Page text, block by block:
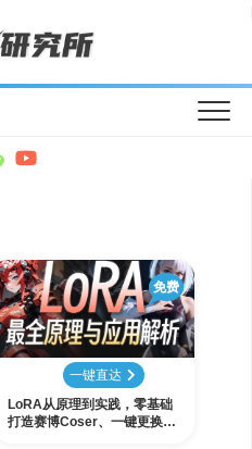
免费
一键直达
LoRA从原理到实践，零基础
打造赛博Coser、一键更换服